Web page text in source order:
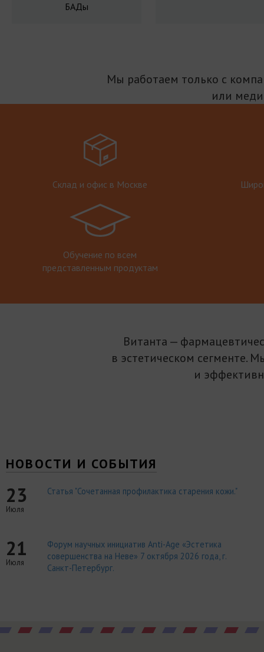
БАДы
Мы работаем только с
или
Склад и офис в Москве
Обучение по всем
представленным продуктам
Витанта —
в эстетическом сегменте.
и
НОВОСТИ И СОБЫТИЯ
23
Июля
Статья "Сочетанная профилактика старения кожи."
21
Июля
Форум научных инициатив Anti-Age «Эстетика
совершенства на Неве» 7 октября 2026 года, г.
Санкт-Петербург.